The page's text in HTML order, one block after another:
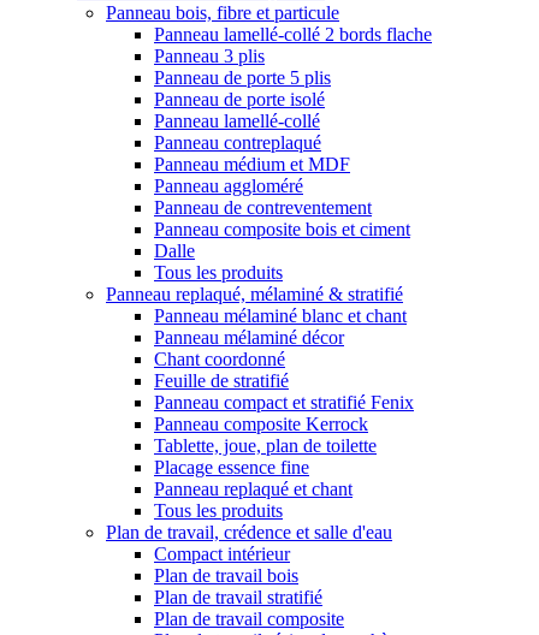
Panneau bois, fibre et particule
Panneau lamellé-collé 2 bords flache
Panneau 3 plis
Panneau de porte 5 plis
Panneau de porte isolé
Panneau lamellé-collé
Panneau contreplaqué
Panneau médium et MDF
Panneau aggloméré
Panneau de contreventement
Panneau composite bois et ciment
Dalle
Tous les produits
Panneau replaqué, mélaminé & stratifié
Panneau mélaminé blanc et chant
Panneau mélaminé décor
Chant coordonné
Feuille de stratifié
Panneau compact et stratifié Fenix
Panneau composite Kerrock
Tablette, joue, plan de toilette
Placage essence fine
Panneau replaqué et chant
Tous les produits
Plan de travail, crédence et salle d'eau
Compact intérieur
Plan de travail bois
Plan de travail stratifié
Plan de travail composite